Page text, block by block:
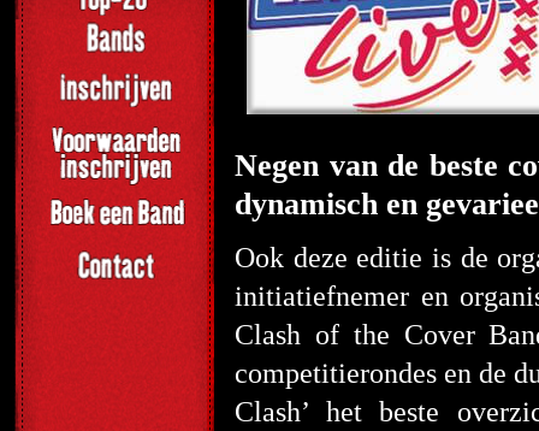
Negen van de beste
dynamisch en
Ook deze editie is de
initiatiefnemer en
Clash of the Cover
competitierondes en de
Clash’ het beste